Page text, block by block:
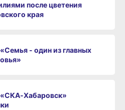
после цветения
края
- один из главных